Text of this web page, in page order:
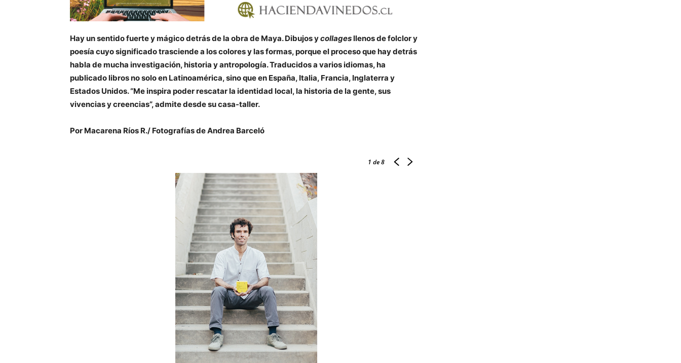
Hay un sentido fuerte y mágico detrás de la obra de Maya. Dibujos ycollagesllenos de folclor y
poesía cuyo significado trasciende a los colores y las formas, porque el proceso que hay detrás
habla de mucha investigación, historia y antropología. Traducidos a varios idiomas, ha
publicado libros no solo en Latinoamérica, sino que en España, Italia, Francia, Inglaterra y
Estados Unidos. “Me inspira poder rescatar la identidad local, la historia de la gente, sus
vivencias y creencias”, admite desde su casa-taller.
Por Macarena Ríos R./ Fotografías de Andrea Barceló
1 de 8